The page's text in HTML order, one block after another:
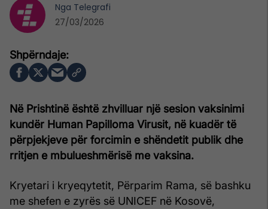
Në Prishtinë është zhvilluar një sesion vaksinimi
kundër Human Papilloma Virusit, në kuadër të
përpjekjeve për forcimin e shëndetit publik dhe
rritjen e mbulueshmërisë me vaksina.
Kryetari i kryeqytetit, Përparim Rama, së bashku
me shefen e zyrës së UNICEF në Kosovë,
Nga Telegrafi
27/03/2026